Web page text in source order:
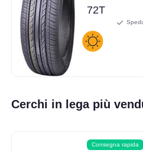
72T
Cerchi in lega più
Consegna rapida